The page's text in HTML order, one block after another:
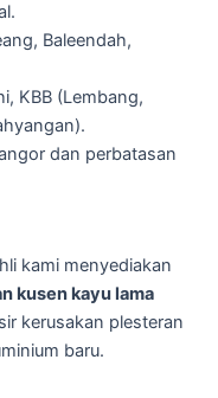
Baleendah,
KBB (Lembang,
dan perbatasan
kami menyediakan
kusen kayu lama
kerusakan plesteran
baru.